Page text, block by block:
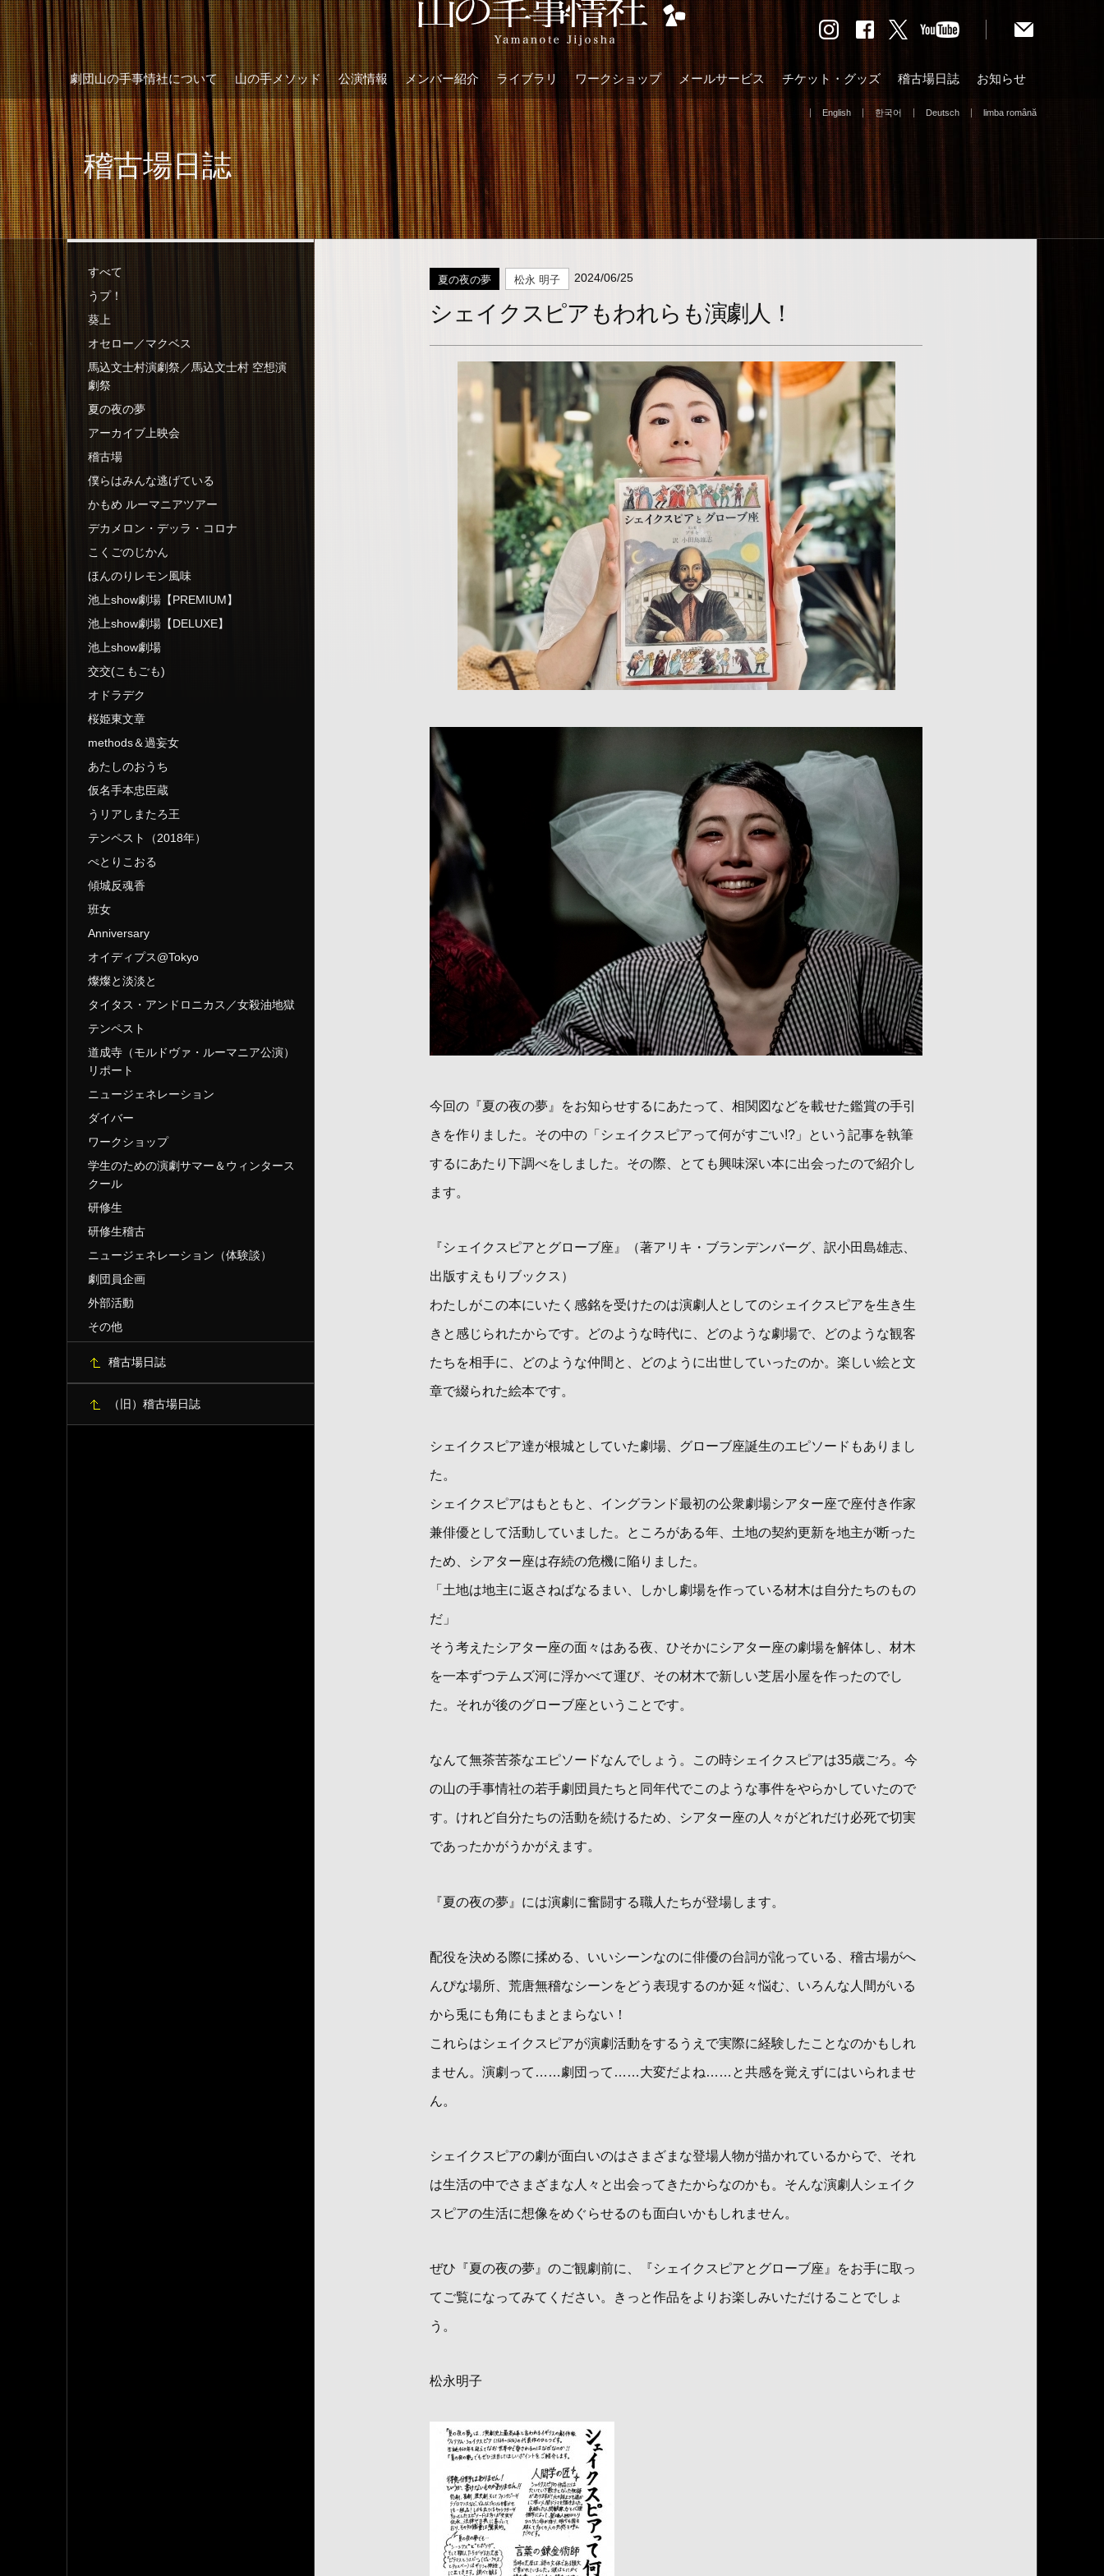
劇団山の手事情社について 山の手メソッド 公演情報 メンバー紹介 ライブラリ ワークショップ メールサービス チケット・グッズ 稽古場日誌 お知らせ
English 한국어 Deutsch limba română
稽古場日誌
夏の夜の夢 松永 明子 2024/06/25
シェイクスピアもわれらも演劇人！
今回の『夏の夜の夢』をお知らせするにあたって、相関図などを載せた鑑賞の手引
きを作りました。その中の「シェイクスピアって何がすごい!?」という記事を執筆
するにあたり下調べをしました。その際、とても興味深い本に出会ったので紹介し
ます。
『シェイクスピアとグローブ座』（著アリキ・ブランデンバーグ、訳小田島雄志、
出版すえもりブックス）
わたしがこの本にいたく感銘を受けたのは演劇人としてのシェイクスピアを生き生
きと感じられたからです。どのような時代に、どのような劇場で、どのような観客
たちを相手に、どのような仲間と、どのように出世していったのか。楽しい絵と文
章で綴られた絵本です。
シェイクスピア達が根城としていた劇場、グローブ座誕生のエピソードもありまし
た。
シェイクスピアはもともと、イングランド最初の公衆劇場シアター座で座付き作家
兼俳優として活動していました。ところがある年、土地の契約更新を地主が断った
ため、シアター座は存続の危機に陥りました。
「土地は地主に返さねばなるまい、しかし劇場を作っている材木は自分たちのもの
だ」
そう考えたシアター座の面々はある夜、ひそかにシアター座の劇場を解体し、材木
を一本ずつテムズ河に浮かべて運び、その材木で新しい芝居小屋を作ったのでし
た。それが後のグローブ座ということです。
なんて無茶苦茶なエピソードなんでしょう。この時シェイクスピアは35歳ごろ。今
の山の手事情社の若手劇団員たちと同年代でこのような事件をやらかしていたので
す。けれど自分たちの活動を続けるため、シアター座の人々がどれだけ必死で切実
であったかがうかがえます。
『夏の夜の夢』には演劇に奮闘する職人たちが登場します。
配役を決める際に揉める、いいシーンなのに俳優の台詞が訛っている、稽古場がへ
んぴな場所、荒唐無稽なシーンをどう表現するのか延々悩む、いろんな人間がいる
から兎にも角にもまとまらない！
これらはシェイクスピアが演劇活動をするうえで実際に経験したことなのかもしれ
ません。演劇って……劇団って……大変だよね……と共感を覚えずにはいられませ
ん。
シェイクスピアの劇が面白いのはさまざまな登場人物が描かれているからで、それ
は生活の中でさまざまな人々と出会ってきたからなのかも。そんな演劇人シェイク
スピアの生活に想像をめぐらせるのも面白いかもしれません。
ぜひ『夏の夜の夢』のご観劇前に、『シェイクスピアとグローブ座』をお手に取っ
てご覧になってみてください。きっと作品をよりお楽しみいただけることでしょ
う。
松永明子
すべて
うプ！
葵上
オセロー／マクベス
馬込文士村演劇祭／馬込文士村 空想演
劇祭
夏の夜の夢
アーカイブ上映会
稽古場
僕らはみんな逃げている
かもめ ルーマニアツアー
デカメロン・デッラ・コロナ
こくごのじかん
ほんのりレモン風味
池上show劇場【PREMIUM】
池上show劇場【DELUXE】
池上show劇場
交交(こもごも)
オドラデク
桜姫東文章
methods＆過妄女
あたしのおうち
仮名手本忠臣蔵
うリアしまたろ王
テンペスト（2018年）
ぺとりこおる
傾城反魂香
班女
Anniversary
オイディプス@Tokyo
燦燦と淡淡と
タイタス・アンドロニカス／女殺油地獄
テンペスト
道成寺（モルドヴァ・ルーマニア公演）
リポート
ニュージェネレーション
ダイバー
ワークショップ
学生のための演劇サマー＆ウィンタース
クール
研修生
研修生稽古
ニュージェネレーション（体験談）
劇団員企画
外部活動
その他
稽古場日誌
（旧）稽古場日誌